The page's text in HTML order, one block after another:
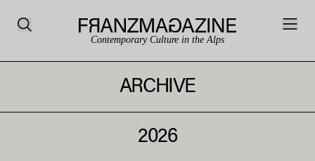
Contemporary Culture in the Alps
ARCHIVE
2026